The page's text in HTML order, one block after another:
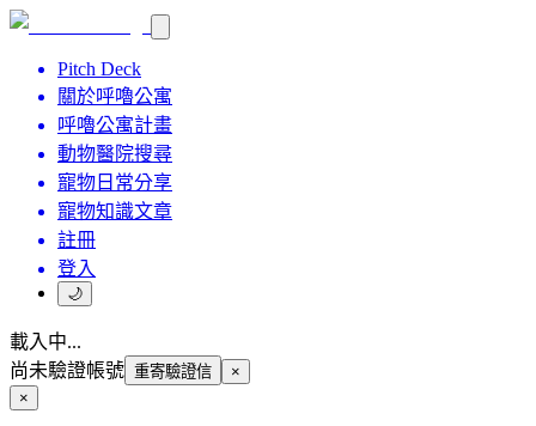
Pitch Deck
關於呼嚕公寓
呼嚕公寓計畫
動物醫院搜尋
寵物日常分享
寵物知識文章
註冊
登入
🌙
載入中...
尚未驗證帳號 重寄驗證信
×
×